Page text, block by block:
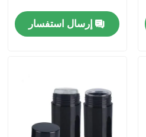
إرسال استفسار